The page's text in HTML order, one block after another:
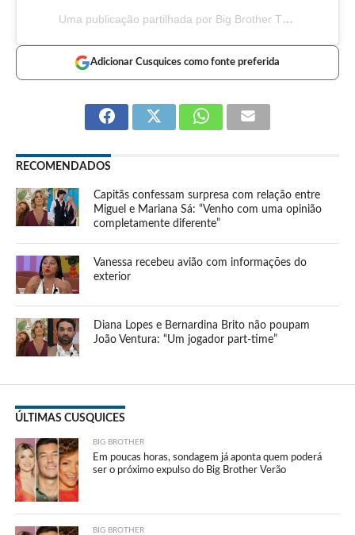
Uma publicação partilhada por Big Brother TVI (@bigbrothertvi)
Adicionar Cusquices como fonte preferida
RECOMENDADOS
Capitãs confessam surpresa com relação entre
Miguel e Mariana Sá: “Venho com uma opinião
completamente diferente”
Vanessa recebeu avião com informações do
exterior
Diana Lopes e Bernardina Brito não poupam
João Ventura: “Um jogador part-time”
ÚLTIMAS CUSQUICES
BIG BROTHER
Em poucas horas, sondagem já aponta quem poderá
ser o próximo expulso do Big Brother Verão
BIG BROTHER